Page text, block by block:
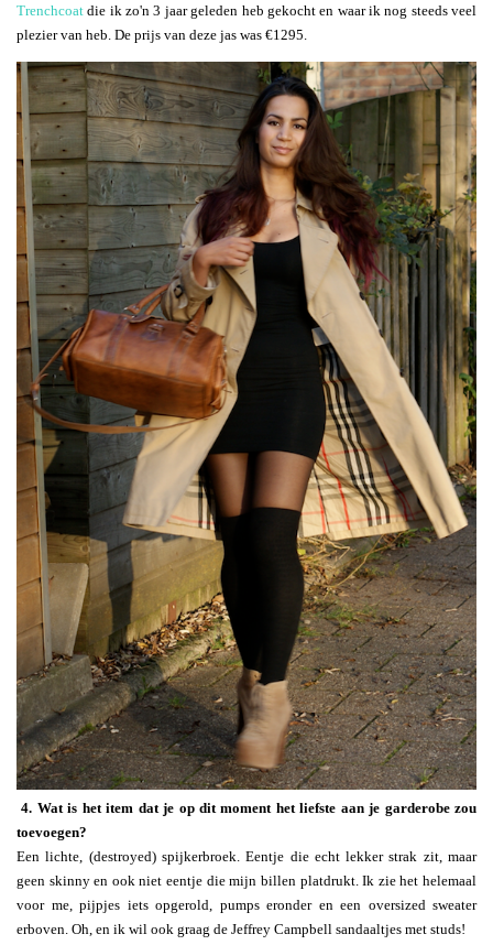
Trenchcoat die ik zo'n 3 jaar geleden heb gekocht en waar ik nog steeds veel
plezier van heb. De prijs van deze jas was €1295.
4. Wat is het item dat je op dit moment het liefste aan je garderobe zou
toevoegen?
Een lichte, (destroyed) spijkerbroek. Eentje die echt lekker strak zit, maar
geen skinny en ook niet eentje die mijn billen platdrukt. Ik zie het helemaal
voor me, pijpjes iets opgerold, pumps eronder en een oversized sweater
erboven. Oh, en ik wil ook graag de Jeffrey Campbell sandaaltjes met studs!